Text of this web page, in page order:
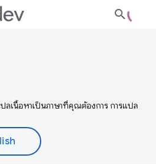
ลเนื้อหาเป็นภาษาที่คุณต้องการ การแปล